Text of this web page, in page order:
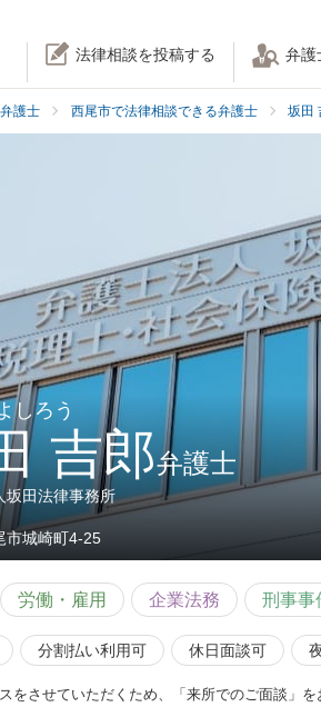
法律相談を投稿する 弁護
護士 西尾市で法律相談できる弁護士 坂田
しろう
吉郎弁護士
坂田法律事務所
市城崎町4-25
労働・雇用 企業法務 刑事事
分割払い利用可 休日面談可
をさせていただくため、「来所でのご面談」